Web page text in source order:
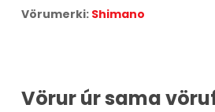
Vörumerki: Shimano
Vörur úr sama